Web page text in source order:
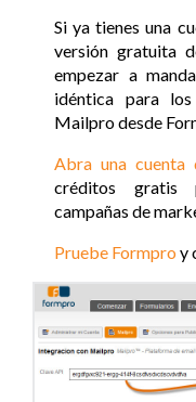
Si ya tienes una
versión gratuita
empezar a
idéntica para
Mailpro desde
Abra una cuenta
créditos gratis
campañas de
Pruebe Formpro y